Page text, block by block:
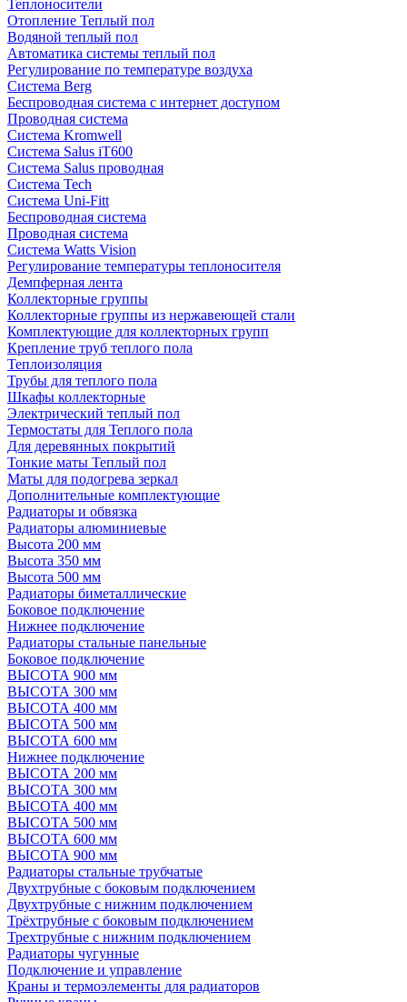
Теплоносители
Отопление Теплый пол
Водяной теплый пол
Автоматика системы теплый пол
Регулирование по температуре воздуха
Система Berg
Беспроводная система с интернет доступом
Проводная система
Система Kromwell
Система Salus iT600
Система Salus проводная
Система Tech
Система Uni-Fitt
Беспроводная система
Проводная система
Система Watts Vision
Регулирование температуры теплоносителя
Демпферная лента
Коллекторные группы
Коллекторные группы из нержавеющей стали
Комплектующие для коллекторных групп
Крепление труб теплого пола
Теплоизоляция
Трубы для теплого пола
Шкафы коллекторные
Электрический теплый пол
Термостаты для Теплого пола
Для деревянных покрытий
Тонкие маты Теплый пол
Маты для подогрева зеркал
Дополнительные комплектующие
Радиаторы и обвязка
Радиаторы алюминиевые
Высота 200 мм
Высота 350 мм
Высота 500 мм
Радиаторы биметаллические
Боковое подключение
Нижнее подключение
Радиаторы стальные панельные
Боковое подключение
ВЫСОТА 900 мм
ВЫСОТА 300 мм
ВЫСОТА 400 мм
ВЫСОТА 500 мм
ВЫСОТА 600 мм
Нижнее подключение
ВЫСОТА 200 мм
ВЫСОТА 300 мм
ВЫСОТА 400 мм
ВЫСОТА 500 мм
ВЫСОТА 600 мм
ВЫСОТА 900 мм
Радиаторы стальные трубчатые
Двухтрубные с боковым подключением
Двухтрубные с нижним подключением
Трёхтрубные с боковым подключением
Трехтрубные с нижним подключением
Радиаторы чугунные
Подключение и управление
Краны и термоэлементы для радиаторов